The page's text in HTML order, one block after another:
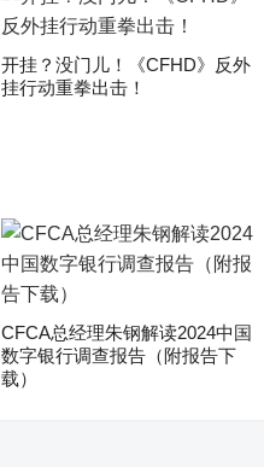
开挂？没门儿！《CFHD》反外
挂行动重拳出击！
CFCA总经理朱钢解读2024中国
数字银行调查报告（附报告下
载）